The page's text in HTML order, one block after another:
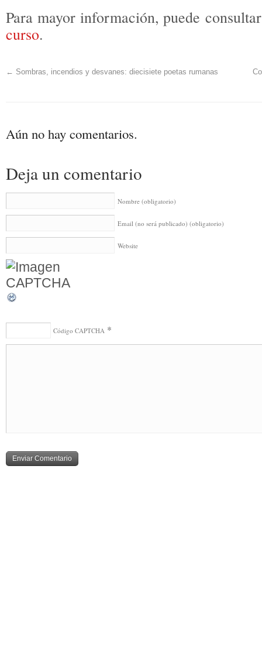
Para mayor información, puede
curso.
← Sombras, incendios y desvanes: diecisiete poetas rumanas
Aún no hay comentarios.
Deja un comentario
Nombre (obligatorio)
Email (no será publicado) (obligatorio)
Website
Código CAPTCHA *